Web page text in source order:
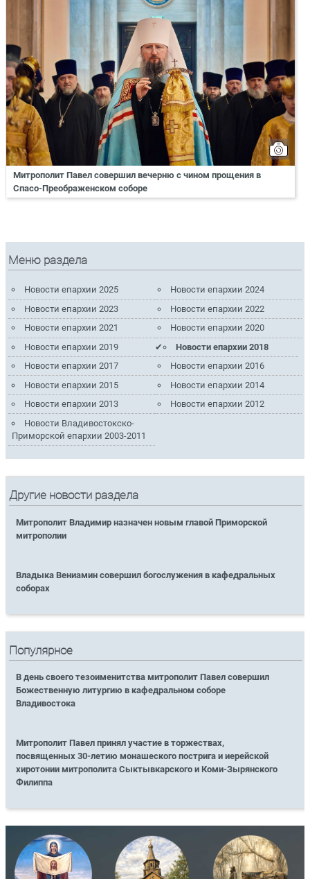
Митрополит Павел совершил вечерню с чином прощения в
Спасо-Преображенском соборе
Меню раздела
Новости епархии 2025
Новости епархии 2024
Новости епархии 2023
Новости епархии 2022
Новости епархии 2021
Новости епархии 2020
Новости епархии 2019
Новости епархии 2018
Новости епархии 2017
Новости епархии 2016
Новости епархии 2015
Новости епархии 2014
Новости епархии 2013
Новости епархии 2012
Новости Владивостокско-
Приморской епархии 2003-2011
Другие новости раздела
Митрополит Владимир назначен новым главой Приморской
митрополии
Владыка Вениамин совершил богослужения в кафедральных
соборах
Популярное
В день своего тезоименитства митрополит Павел совершил
Божественную литургию в кафедральном соборе
Владивостока
Митрополит Павел принял участие в торжествах,
посвященных 30-летию монашеского пострига и иерейской
хиротонии митрополита Сыктывкарского и Коми-Зырянского
Филиппа